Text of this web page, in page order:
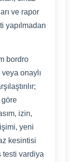
ve rapor
yapılmadan
bordro
veya onaylı
göre
izin,
yeni
kesintisi
testi vardiya